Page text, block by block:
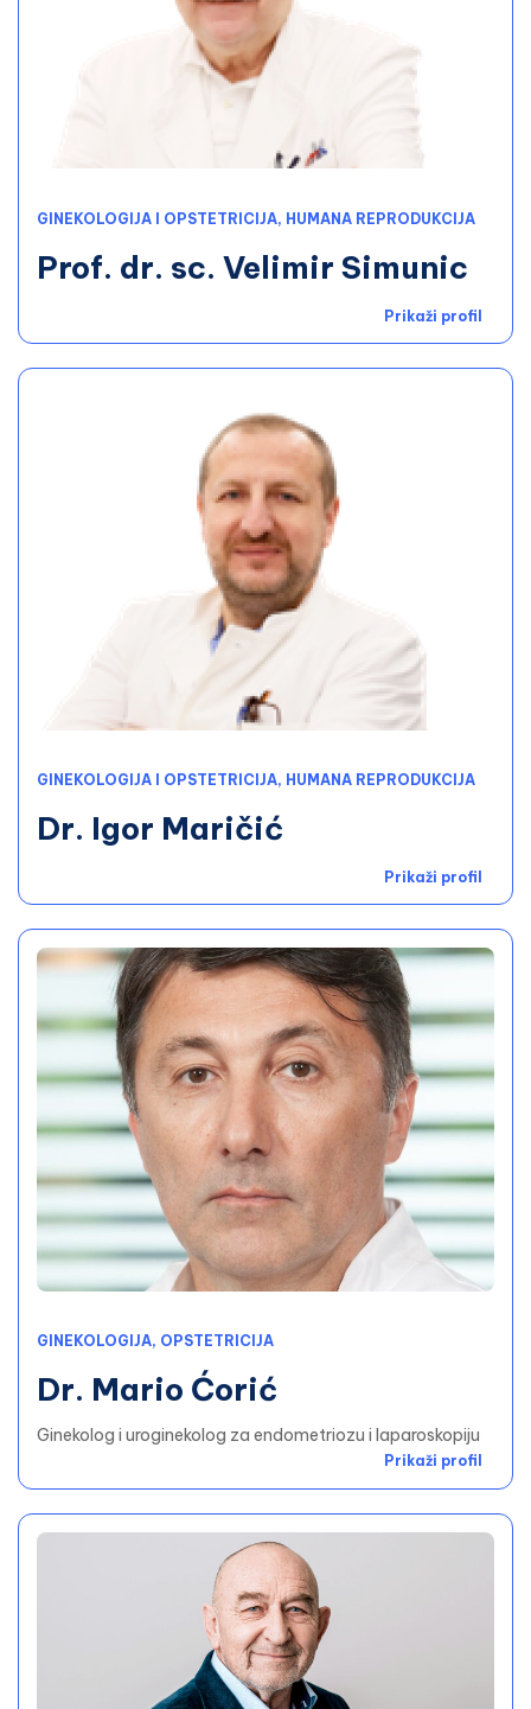
GINEKOLOGIJA I OPSTETRICIJA, HUMANA REPRODUKCIJA
Prof. dr. sc. Velimir Simunic
Prikaži profil
GINEKOLOGIJA I OPSTETRICIJA, HUMANA REPRODUKCIJA
Dr. Igor Maričić
Prikaži profil
GINEKOLOGIJA, OPSTETRICIJA
Dr. Mario Ćorić
Ginekolog i uroginekolog za endometriozu i laparoskopiju
Prikaži profil